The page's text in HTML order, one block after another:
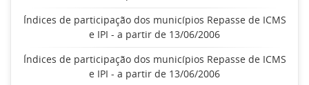
Índices de participação dos municípios Repasse de ICMS
e IPI - a partir de 13/06/2006
Índices de participação dos municípios Repasse de ICMS
e IPI - a partir de 13/06/2006